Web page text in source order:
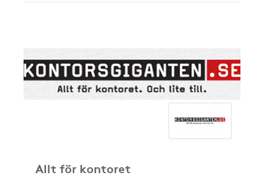
Allt för kontoret